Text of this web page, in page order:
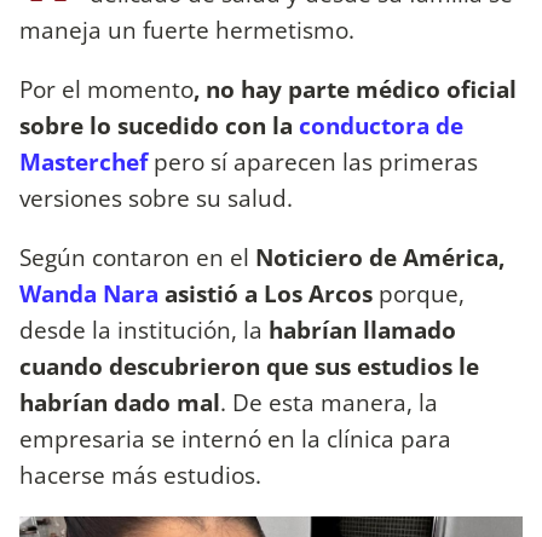
maneja un fuerte hermetismo.
Por el momento, no hay parte médico oficial
sobre lo sucedido con la conductora de
Masterchef pero sí aparecen las primeras
versiones sobre su salud.
Según contaron en el Noticiero de América,
Wanda Nara asistió a Los Arcos porque,
desde la institución, la habrían llamado
cuando descubrieron que sus estudios le
habrían dado mal. De esta manera, la
empresaria se internó en la clínica para
hacerse más estudios.